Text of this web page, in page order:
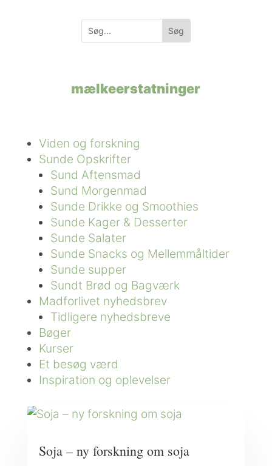
mælkeerstatninger
Viden og forskning
Sunde Opskrifter
Sund Aftensmad
Sund Morgenmad
Sunde Drikke og Smoothies
Sunde Kager & Desserter
Sunde Salater
Sunde Snacks og Mellemmåltider
Sunde supper
Sundt Brød og Bagværk
Madforlivet nyhedsbrev
Tidligere nyhedsbreve
Bøger
Kurser
Et besøg værd
Inspiration og oplevelser
Soja – ny forskning om soja